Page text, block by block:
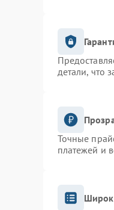
детали, что
Точные
платежей и